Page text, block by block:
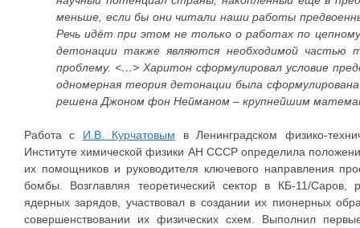
меньше, если бы они читали наши работы
Речь идёт при этом не только о работах по
детонации также являются необходимой частью
проблему. <…> Харитон сформулировал условие
одномерная теория детонации была
решена Джоном фон Нейманом – крупнейшим
Работа с И.В. Курчатовым в Ленинградском физико-
Институте химической физики АН СССР определила
их помощников и руководителя ключевого направления
бомбы. Возглавляя теоретический сектор в КБ-11/Саров,
ядерных зарядов, участвовал в создании их пионерных
совершенствовании их физических схем. Выполнил